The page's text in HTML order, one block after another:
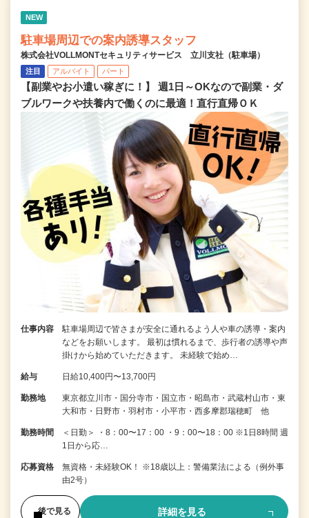
NEW
駐車場周辺での案内誘導スタッフ
株式会社VOLLMONTセキュリティサービス 立川支社（駐車場）
注目 アルバイト パート
【副業やお小遣い稼ぎに！】 週1日～OKなので副業・ダ
ブルワークや扶養内で働くのに最適！直行直帰ＯＫ
仕事内容
駐車場周辺で皆さまが安全に通れるよう人や車の誘導・案内
などをお願いします。 最初は慣れるまで、歩行者の誘導や声
掛けから始めていただきます。 未経験で始め…
給与 日給10,400円〜13,700円
勤務地
東京都立川市・国分寺市・国立市・昭島市・武蔵村山市・東
大和市・日野市・羽村市・小平市・西多摩郡瑞穂町 他
勤務時間
＜日勤＞ ・8：00〜17：00 ・9：00〜18：00 ※1日8時間 週
1日から応…
応募資格
無資格・未経験OK！ ※18歳以上：警備業法による（例外事
由2号）
後で見る 詳細を見る